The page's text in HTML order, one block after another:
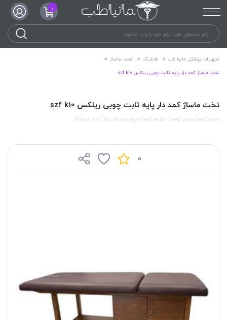
0
تجهیزات پزشکی مانیا طب هتلینگ
تخت ماساژ
تخت ماساژ کمد دار پایه ثابت چوبی ریلکس szf k10
تخت ماساژ کمد دار پایه ثابت چوبی ریلکس szf k10
Relax szf k10 massage bed with fixed wooden base
0